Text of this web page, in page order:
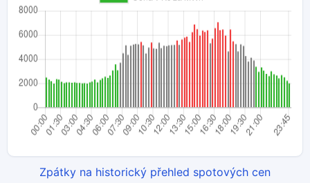
Zpátky na historický přehled spotových cen